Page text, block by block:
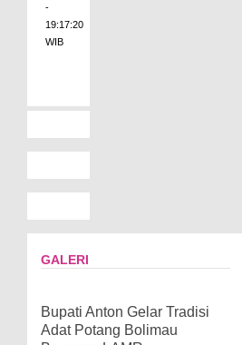
-
19:17:20
WIB
GALERI
Bupati Anton Gelar Tradisi
Adat Potang Bolimau